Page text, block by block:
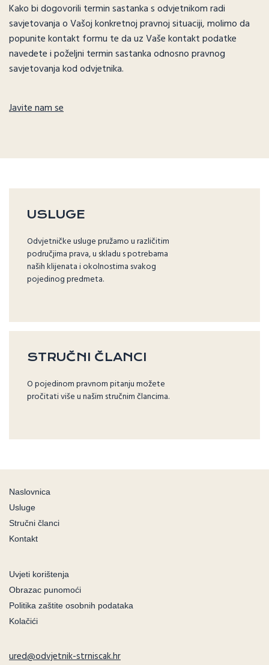
Kako bi dogovorili termin sastanka s odvjetnikom radi
savjetovanja o Vašoj konkretnoj pravnoj situaciji, molimo da
popunite kontakt formu te da uz Vaše kontakt podatke
navedete i poželjni termin sastanka odnosno pravnog
savjetovanja kod odvjetnika.
Javite nam se
USLUGE
Odvjetničke usluge pružamo u različitim
područjima prava, u skladu s potrebama
naših klijenata i okolnostima svakog
pojedinog predmeta.
STRUČNI ČLANCI
O pojedinom pravnom pitanju možete
pročitati više u našim stručnim člancima.
Naslovnica
Usluge
Stručni članci
Kontakt
Uvjeti korištenja
Obrazac punomoći
Politika zaštite osobnih podataka
Kolačići
ured@odvjetnik-strniscak.hr